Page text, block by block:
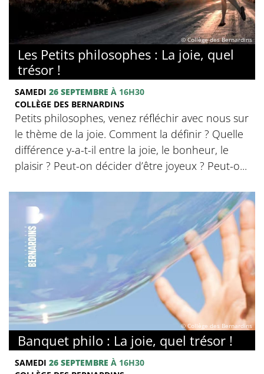
© Collège des Bernardins
Les Petits philosophes : La joie, quel
trésor !
SAMEDI 26 SEPTEMBRE À 16H30
COLLÈGE DES BERNARDINS
Petits philosophes, venez réfléchir avec nous sur
le thème de la joie. Comment la définir ? Quelle
différence y-a-t-il entre la joie, le bonheur, le
plaisir ? Peut-on décider d’être joyeux ? Peut-o...
© Collège des Bernardins
Banquet philo : La joie, quel trésor !
SAMEDI 26 SEPTEMBRE À 16H30